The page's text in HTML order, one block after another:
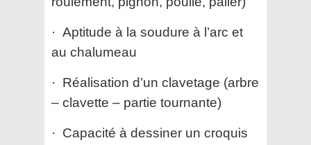
· Aptitude à la soudure à l’arc et
au chalumeau
· Réalisation d’un clavetage (arbre
– clavette – partie tournante)
· Capacité à dessiner un croquis